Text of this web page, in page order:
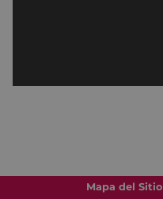
Mapa del Sitio